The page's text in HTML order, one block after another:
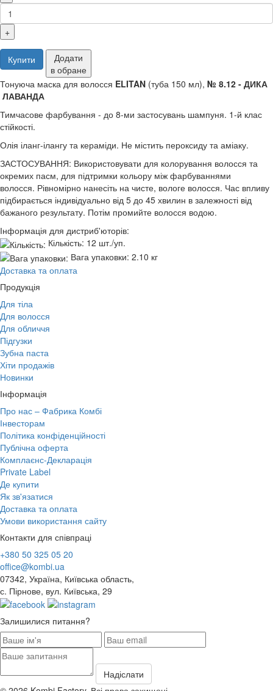
+
Купити
Додати
в обране
Тонуюча маска для волосся ELITAN (туба 150 мл), № 8.12 - ДИКА
ЛАВАНДА
Тимчасове фарбування - до 8-ми застосувань шампуня. 1-й клас
стійкості.
Олія іланг-ілангу та кераміди. Не містить пероксиду та аміаку.
ЗАСТОСУВАННЯ: Використовувати для колорування волосся та
окремих пасм, для підтримки кольору між фарбуваннями
волосся. Рівномірно нанесіть на чисте, вологе волосся. Час впливу
підбирається індивідуально від 5 до 45 хвилин в залежності від
бажаного результату. Потім промийте волосся водою.
Інформація для дистриб'юторів:
Кількість: 12 шт./уп.
Вага упаковки: 2.10 кг
Доставка та оплата
Продукція
Для тіла
Для волосся
Для обличчя
Підгузки
Зубна паста
Хіти продажів
Новинки
Інформація
Про нас – Фабрика Комбі
Інвесторам
Політика конфіденційності
Публічна оферта
Комплаєнс-Декларація
Private Label
Де купити
Як зв'язатися
Доставка та оплата
Умови використання сайту
Контакти для співпраці
+380 50 325 05 20
office@kombi.ua
07342, Україна, Київська область,
с. Пірнове, вул. Київська, 29
Залишилися питання?